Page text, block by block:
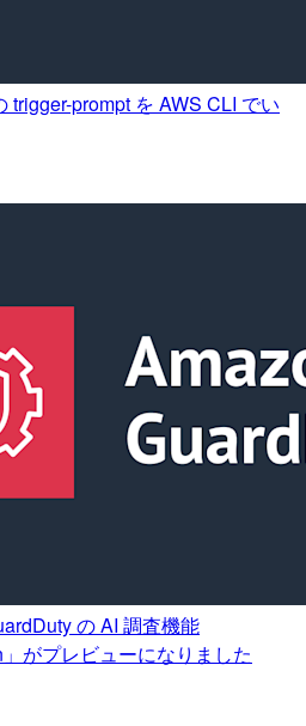
trigger-prompt を AWS CLI でい
の AI 調査機能
がプレビューになりました